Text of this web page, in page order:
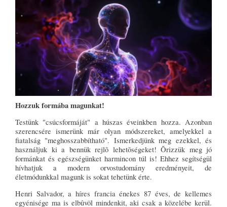
Hozzuk formába magunkat!
Testünk "csúcsformáját" a húszas éveinkben hozza. Azonban
szerencsére ismerünk már olyan módszereket, amelyekkel a
fiatalság "meghosszabbítható". Ismerkedjünk meg ezekkel, és
használjuk ki a bennük rejlõ lehetõségeket! Õrizzük meg jó
formánkat és egészségünket harmincon túl is! Ehhez segítségül
hívhatjuk a modern orvostudomány eredményeit, de
életmódunkkal magunk is sokat tehetünk érte.
Henri Salvador, a híres francia énekes 87 éves, de kellemes
egyénisége ma is elbûvöl mindenkit, aki csak a közelébe kerül.